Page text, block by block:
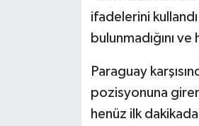
ifadelerini
bulunmadığını
Paraguay
pozisyonuna
henüz ilk